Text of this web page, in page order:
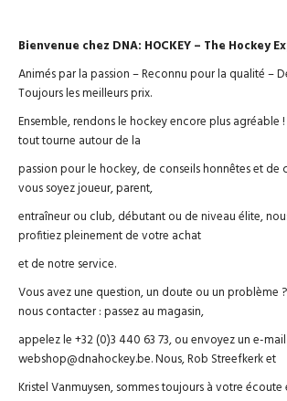
Bienvenue chez DNA: HOCKEY – The Hockey
Animés par la passion – Reconnu pour la qualité –
Toujours les meilleurs prix.
Ensemble, rendons le hockey encore plus agréable !
tout tourne autour de la
passion pour le hockey, de conseils honnêtes et de
vous soyez joueur, parent,
entraîneur ou club, débutant ou de niveau élite,
profitiez pleinement de votre achat
et de notre service.
Vous avez une question, un doute ou un problème ?
nous contacter : passez au magasin,
appelez le +32 (0)3 440 63 73, ou envoyez un e-
webshop@dnahockey.be. Nous, Rob Streefkerk et
Kristel Vanmuysen, sommes toujours à votre